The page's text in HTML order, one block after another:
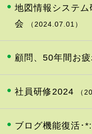
地図情報システ
会
（2024.07.01）
顧問、50年間お
社員研修2024 （
ブログ機能復活･